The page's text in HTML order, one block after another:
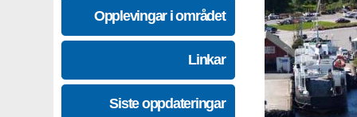
Opplevingar i området
Linkar
Siste oppdateringar